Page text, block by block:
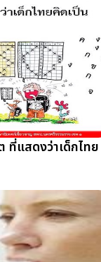
แสดงว่าเด็กไทย